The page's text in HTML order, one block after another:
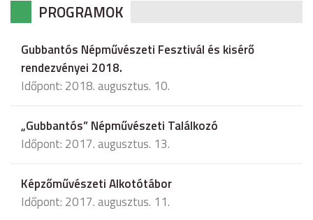
PROGRAMOK
Gubbantós Népművészeti Fesztivál és kisérő
rendezvényei 2018.
Időpont: 2018. augusztus. 10.
„Gubbantós” Népművészeti Találkozó
Időpont: 2017. augusztus. 13.
Képzőművészeti Alkotótábor
Időpont: 2017. augusztus. 11.